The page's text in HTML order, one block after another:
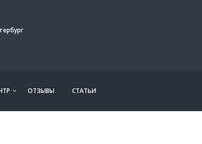
ОТЗЫВЫ СТАТЬИ